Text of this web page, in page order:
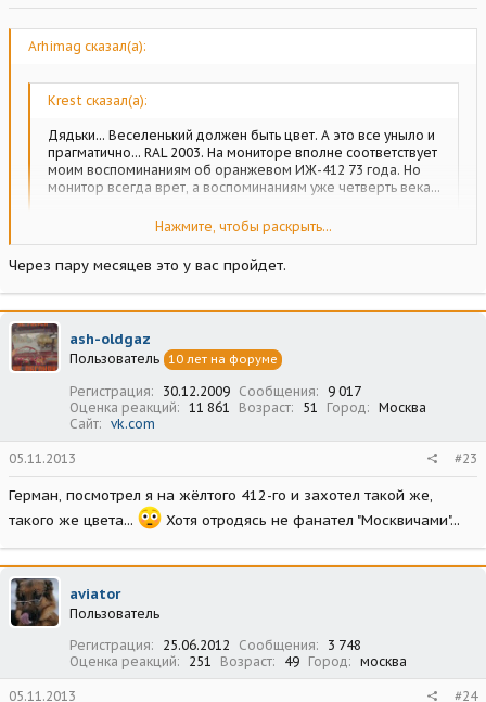
Arhimag сказал(а):
Krest сказал(а):
Дядьки... Веселенький должен быть цвет. А это все уныло и
прагматично... RAL 2003. На мониторе вполне соответствует
моим воспоминаниям об оранжевом ИЖ-412 73 года. Но
монитор всегда врет, а воспоминаниям уже четверть века...
Игорь, полностью с тобой согласен! Только простой, а не
металик)
Нажмите, чтобы раскрыть...
Через пару месяцев это у вас пройдет.
ash-oldgaz
Пользователь 10 лет на форуме
Регистрация 30.12.2009 Сообщения
9 017
Оценка реакций
11 861 Возраст 51 Город
Москва
Сайт
vk.com
05.11.2013 #23
Герман, посмотрел я на жёлтого 412-го и захотел такой же,
такого же цвета...
Хотя отродясь не фанател "Москвичами"...
aviator
Пользователь
Регистрация
25.06.2012 Сообщения
3 748
Оценка реакций
251 Возраст 49 Город москва
05.11.2013 #24